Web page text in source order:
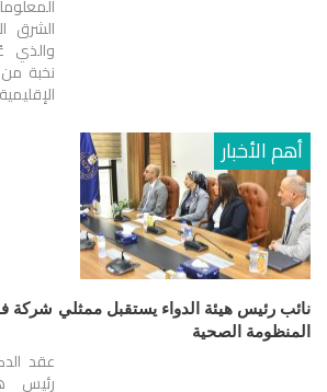
والذي
نخبة من
أهم الأخبار
نائب رئيس هيئة الدواء يستقبل ممثلي شركة
المنظومة الصحية
عقد
رئيس